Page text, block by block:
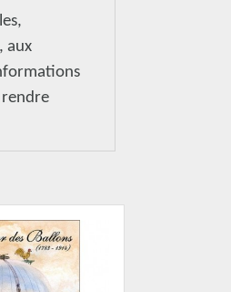
aux